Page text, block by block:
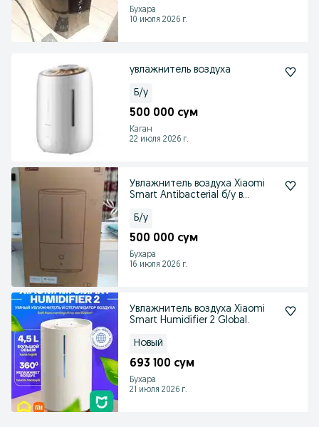
Бухара
10 июля 2026 г.
увлажнитель воздуха
Б/у
500 000 сум
Каган
22 июля 2026 г.
Увлажнитель воздуха Xiaomi
Smart Antibacterial б/у в
Б/у
500 000 сум
Бухара
16 июля 2026 г.
Увлажнитель воздуха Xiaomi
Smart Humidifier 2 Global.
Новый
693 100 сум
Бухара
21 июля 2026 г.